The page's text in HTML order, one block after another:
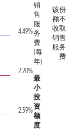
4.49%
2.20%
2.59%
销
售
服
务
费
(每
年)
该份
额不
收取
销售
服务
费
最
小
投
资
额
度